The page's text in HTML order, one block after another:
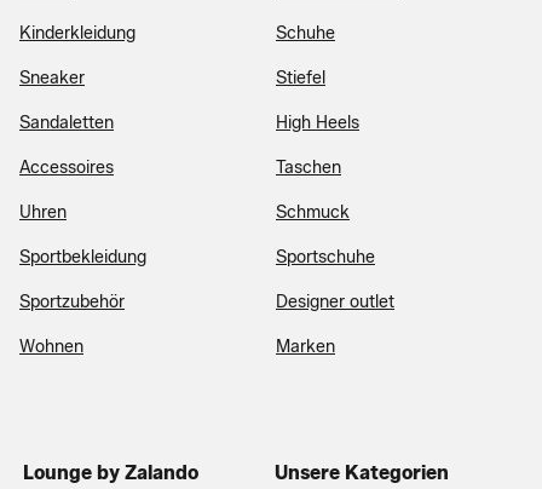
Kinderkleidung Schuhe
Sneaker Stiefel
Sandaletten High Heels
Accessoires Taschen
Uhren Schmuck
Sportbekleidung Sportschuhe
Sportzubehör Designer outlet
Wohnen Marken
Lounge by Zalando
Unsere Kategorien